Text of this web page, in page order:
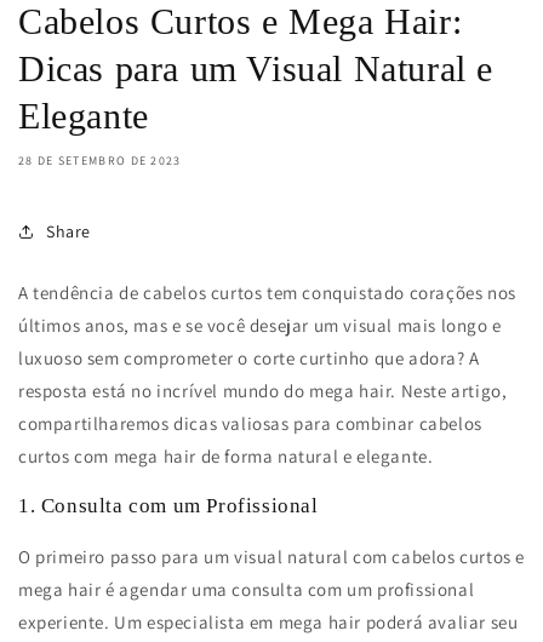
Cabelos Curtos e Mega Hair:
Dicas para um Visual Natural e
Elegante
28 DE SETEMBRO DE 2023
Share
A tendência de cabelos curtos tem conquistado corações nos
últimos anos, mas e se você desejar um visual mais longo e
luxuoso sem comprometer o corte curtinho que adora? A
resposta está no incrível mundo do mega hair. Neste artigo,
compartilharemos dicas valiosas para combinar cabelos
curtos com mega hair de forma natural e elegante.
1. Consulta com um Profissional
O primeiro passo para um visual natural com cabelos curtos e
mega hair é agendar uma consulta com um profissional
experiente. Um especialista em mega hair poderá avaliar seu